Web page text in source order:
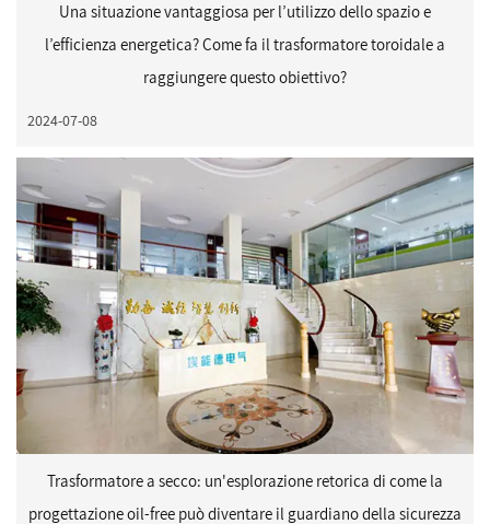
Una situazione vantaggiosa per l’utilizzo dello spazio e
l’efficienza energetica? Come fa il trasformatore toroidale a
raggiungere questo obiettivo?
2024-07-08
Trasformatore a secco: un'esplorazione retorica di come la
progettazione oil-free può diventare il guardiano della sicurezza